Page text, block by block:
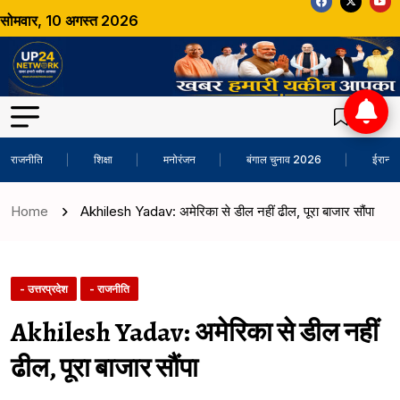
सोमवार, 10 अगस्त 2026
राजनीति शिक्षा मनोरंजन बंगाल चुनाव 2026 ईरान-
Home Akhilesh Yadav: अमेरिका से डील नहीं ढील, पूरा बाजार सौंपा
- उत्तरप्रदेश - राजनीति
Akhilesh Yadav: अमेरिका से डील नहीं
ढील, पूरा बाजार सौंपा